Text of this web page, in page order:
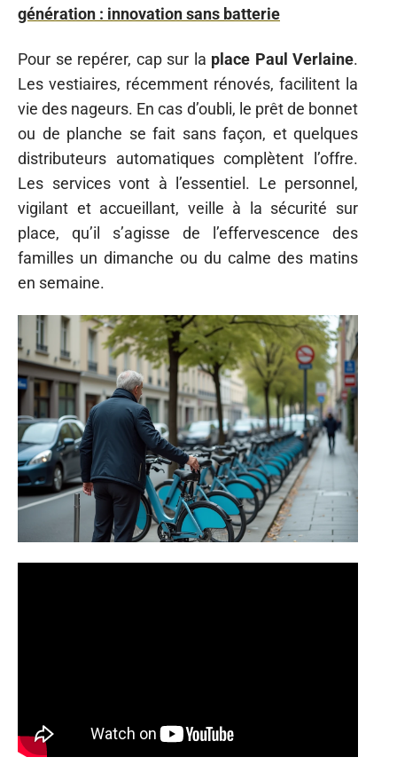
génération : innovation sans batterie
Pour se repérer, cap sur la place Paul Verlaine.
Les vestiaires, récemment rénovés, facilitent la
vie des nageurs. En cas d’oubli, le prêt de bonnet
ou de planche se fait sans façon, et quelques
distributeurs automatiques complètent l’offre.
Les services vont à l’essentiel. Le personnel,
vigilant et accueillant, veille à la sécurité sur
place, qu’il s’agisse de l’effervescence des
familles un dimanche ou du calme des matins
en semaine.